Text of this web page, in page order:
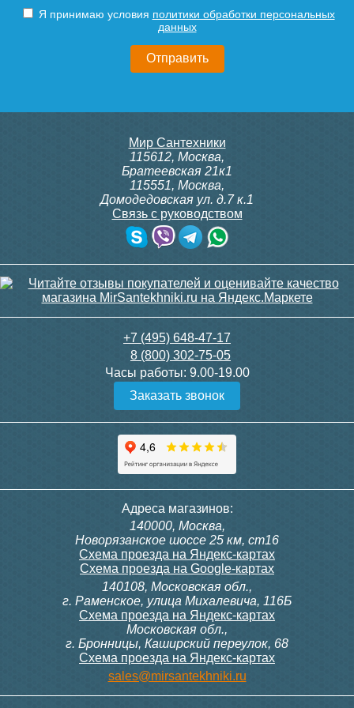
Подробнее
Конвектор ITT.080.200.1300
с решеткой GRILL.SGA-20-
30 665
Конвектор ITT.080.200.1300
с решеткой GRILL.SGW-20-
1300 венге
Конвектор ITT.080.200.1000
с решеткой GRILL.SGW-20-
Конвектор ITT.080.200.1000
с решеткой GRILL.SGW-20-
Конвектор ITT.080.200.900 с
решеткой GRILL.SGA-20-
Конвектор ITT.080.200.1000
с решеткой GRILL.SGA-20-
1/2"
3 150
Модуль-адаптер itermic
6 200
Подробнее
Контроллер Siemens RAB
11, 230В (механ.)
Подробнее
Siemens VDN 115, прямой
3 300
ITTB на DIN рейку
23 500
Я принимаю условия политики обработки персональных
данных
Мир Сантехники
115612, Москва,
Братеевская 21к1
115551, Москва,
Домодедовская ул. д.7 к.1
Связь с руководством
+7 (495) 648-47-17
8 (800) 302-75-05
Часы работы: 9.00-19.00
Заказать звонок
Адреса магазинов:
140000, Москва,
Новорязанское шоссе 25 км, ст16
Схема проезда на Яндекс-картах
Схема проезда на Google-картах
140108, Московская обл.,
г. Раменское, улица Михалевича, 116Б
Схема проезда на Яндекс-картах
Московская обл.,
г. Бронницы, Каширский переулок, 68
Схема проезда на Яндекс-картах
sales@mirsantekhniki.ru